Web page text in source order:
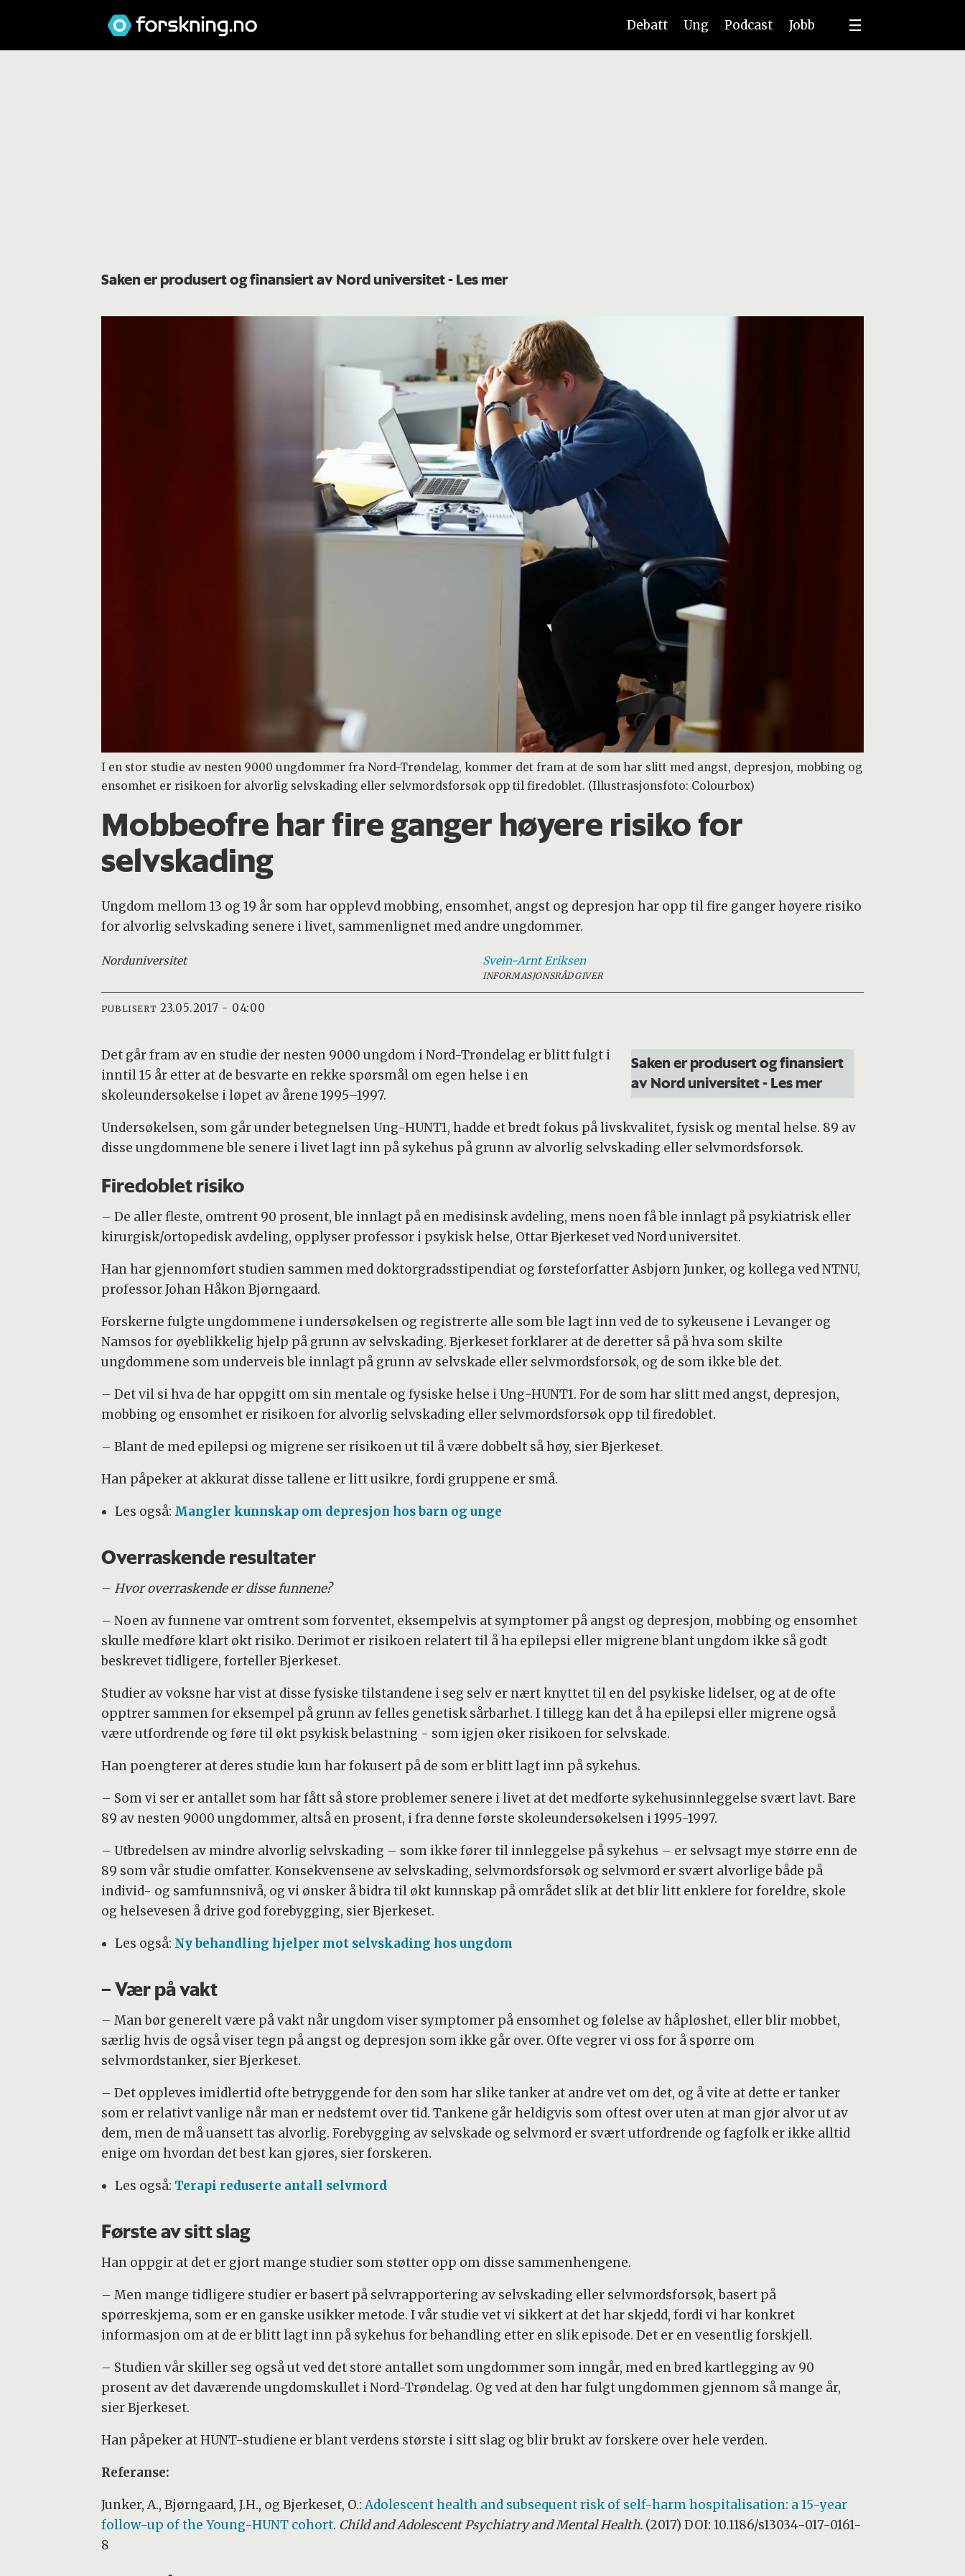
Debatt Ung Podcast Jobb
Saken er produsert og finansiert av Nord universitet- Les mer
I en stor studie av nesten 9000 ungdommer fra Nord-Trøndelag, kommer det fram at de som har slitt med angst, depresjon, mobbing og
ensomhet er risikoen for alvorlig selvskading eller selvmordsforsøk opp til firedoblet. (Illustrasjonsfoto: Colourbox)
Mobbeofre har fire ganger høyere risiko for
selvskading
Ungdom mellom 13 og 19 år som har opplevd mobbing, ensomhet, angst og depresjon har opp til fire ganger høyere risiko
for alvorlig selvskading senere i livet, sammenlignet med andre ungdommer.
Norduniversitet Svein-Arnt Eriksen
INFORMASJONSRÅDGIVER
PUBLISERT 23.05.2017 - 04:00
Saken er produsert og finansiert
av Nord universitet- Les mer
Det går fram av en studie der nesten 9000 ungdom i Nord-Trøndelag er blitt fulgt i
inntil 15 år etter at de besvarte en rekke spørsmål om egen helse i en
skoleundersøkelse i løpet av årene 1995–1997.
Undersøkelsen, som går under betegnelsen Ung-HUNT1, hadde et bredt fokus på livskvalitet, fysisk og mental helse. 89 av
disse ungdommene ble senere i livet lagt inn på sykehus på grunn av alvorlig selvskading eller selvmordsforsøk.
Firedoblet risiko
– De aller fleste, omtrent 90 prosent, ble innlagt på en medisinsk avdeling, mens noen få ble innlagt på psykiatrisk eller
kirurgisk/ortopedisk avdeling, opplyser professor i psykisk helse, Ottar Bjerkeset ved Nord universitet.
Han har gjennomført studien sammen med doktorgradsstipendiat og førsteforfatter Asbjørn Junker, og kollega ved NTNU,
professor Johan Håkon Bjørngaard.
Forskerne fulgte ungdommene i undersøkelsen og registrerte alle som ble lagt inn ved de to sykeusene i Levanger og
Namsos for øyeblikkelig hjelp på grunn av selvskading. Bjerkeset forklarer at de deretter så på hva som skilte
ungdommene som underveis ble innlagt på grunn av selvskade eller selvmordsforsøk, og de som ikke ble det.
– Det vil si hva de har oppgitt om sin mentale og fysiske helse i Ung-HUNT1. For de som har slitt med angst, depresjon,
mobbing og ensomhet er risikoen for alvorlig selvskading eller selvmordsforsøk opp til firedoblet.
– Blant de med epilepsi og migrene ser risikoen ut til å være dobbelt så høy, sier Bjerkeset.
Han påpeker at akkurat disse tallene er litt usikre, fordi gruppene er små.
Les også: Mangler kunnskap om depresjon hos barn og unge
Overraskende resultater
– Hvor overraskende er disse funnene?
– Noen av funnene var omtrent som forventet, eksempelvis at symptomer på angst og depresjon, mobbing og ensomhet
skulle medføre klart økt risiko. Derimot er risikoen relatert til å ha epilepsi eller migrene blant ungdom ikke så godt
beskrevet tidligere, forteller Bjerkeset.
Studier av voksne har vist at disse fysiske tilstandene i seg selv er nært knyttet til en del psykiske lidelser, og at de ofte
opptrer sammen for eksempel på grunn av felles genetisk sårbarhet. I tillegg kan det å ha epilepsi eller migrene også
være utfordrende og føre til økt psykisk belastning - som igjen øker risikoen for selvskade.
Han poengterer at deres studie kun har fokusert på de som er blitt lagt inn på sykehus.
– Som vi ser er antallet som har fått så store problemer senere i livet at det medførte sykehusinnleggelse svært lavt. Bare
89 av nesten 9000 ungdommer, altså en prosent, i fra denne første skoleundersøkelsen i 1995-1997.
– Utbredelsen av mindre alvorlig selvskading – som ikke fører til innleggelse på sykehus – er selvsagt mye større enn de
89 som vår studie omfatter. Konsekvensene av selvskading, selvmordsforsøk og selvmord er svært alvorlige både på
individ- og samfunnsnivå, og vi ønsker å bidra til økt kunnskap på området slik at det blir litt enklere for foreldre, skole
og helsevesen å drive god forebygging, sier Bjerkeset.
Les også: Ny behandling hjelper mot selvskading hos ungdom
– Vær på vakt
– Man bør generelt være på vakt når ungdom viser symptomer på ensomhet og følelse av håpløshet, eller blir mobbet,
særlig hvis de også viser tegn på angst og depresjon som ikke går over. Ofte vegrer vi oss for å spørre om
selvmordstanker, sier Bjerkeset.
– Det oppleves imidlertid ofte betryggende for den som har slike tanker at andre vet om det, og å vite at dette er tanker
som er relativt vanlige når man er nedstemt over tid. Tankene går heldigvis som oftest over uten at man gjør alvor ut av
dem, men de må uansett tas alvorlig. Forebygging av selvskade og selvmord er svært utfordrende og fagfolk er ikke alltid
enige om hvordan det best kan gjøres, sier forskeren.
Les også: Terapi reduserte antall selvmord
Første av sitt slag
Han oppgir at det er gjort mange studier som støtter opp om disse sammenhengene.
– Men mange tidligere studier er basert på selvrapportering av selvskading eller selvmordsforsøk, basert på
spørreskjema, som er en ganske usikker metode. I vår studie vet vi sikkert at det har skjedd, fordi vi har konkret
informasjon om at de er blitt lagt inn på sykehus for behandling etter en slik episode. Det er en vesentlig forskjell.
– Studien vår skiller seg også ut ved det store antallet som ungdommer som inngår, med en bred kartlegging av 90
prosent av det daværende ungdomskullet i Nord-Trøndelag. Og ved at den har fulgt ungdommen gjennom så mange år,
sier Bjerkeset.
Han påpeker at HUNT-studiene er blant verdens største i sitt slag og blir brukt av forskere over hele verden.
Referanse:
Junker, A., Bjørngaard, J.H., og Bjerkeset, O.:Adolescent health and subsequent risk of self-harm hospitalisation: a 15-year
follow-up of the Young-HUNT cohort. Child and Adolescent Psychiatry and Mental Health. (2017) DOI: 10.1186/s13034-017-0161-
8